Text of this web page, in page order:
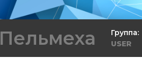
Пельмеха
Группа:
USER